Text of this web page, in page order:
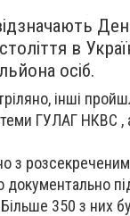
в
осіб.
інші
ГУЛАГ НКВС
з
350 з них